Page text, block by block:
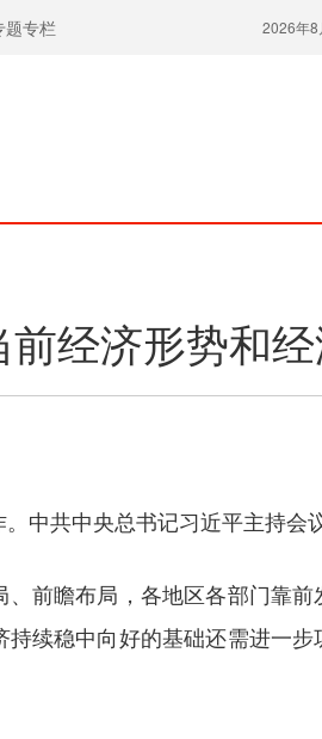
题专栏 2026年
经济形势和
中共中央总书记习近平主持会议
前瞻布局，各地区各部门靠前
续稳中向好的基础还需进一步